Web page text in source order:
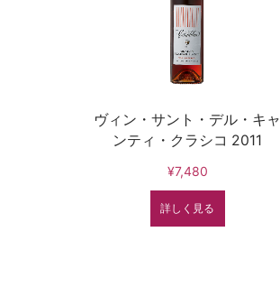
ヴィン・サント・デル・キャ
ンティ・クラシコ 2011
¥7,480
詳しく見る